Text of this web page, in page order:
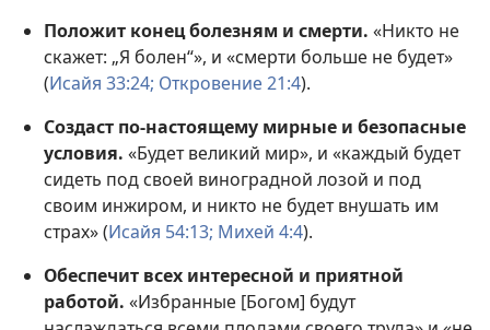
Положит конец болезням и смерти. «Никто не
скажет: „Я болен“», и «смерти больше не будет»
(Исайя 33:24; Откровение 21:4).
Создаст по-настоящему мирные и безопасные
условия. «Будет великий мир», и «каждый будет
сидеть под своей виноградной лозой и под
своим инжиром, и никто не будет внушать им
страх» (Исайя 54:13; Михей 4:4).
Обеспечит всех интересной и приятной
работой. «Избранные [Богом] будут